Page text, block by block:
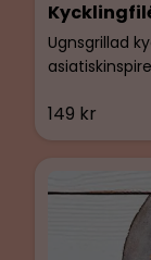
149 kr
Ugnsgrillad
ångad